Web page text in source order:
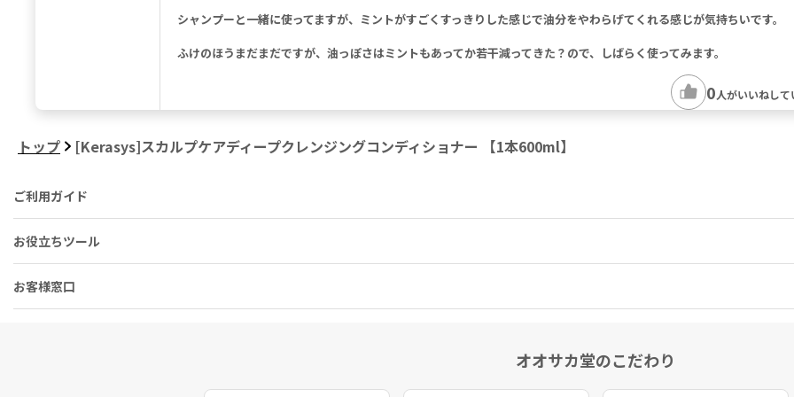
シャンプーと一緒に使ってますが、ミントがすごくすっきりした感じで油分をやわらげてくれる感じが気持ちいです。
ふけのほうまだまだですが、油っぽさはミントもあってか若干減ってきた？ので、しばらく使ってみます。
0人がいいねし
トップ [Kerasys]スカルプケアディープクレンジングコンディショナー 【1本600ml】
ご利用ガイド
お役立ちツール
お客様窓口
オオサカ堂のこだわり